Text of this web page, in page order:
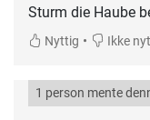
Sturm die Haube
Nyttig • Ikke
1 person mente